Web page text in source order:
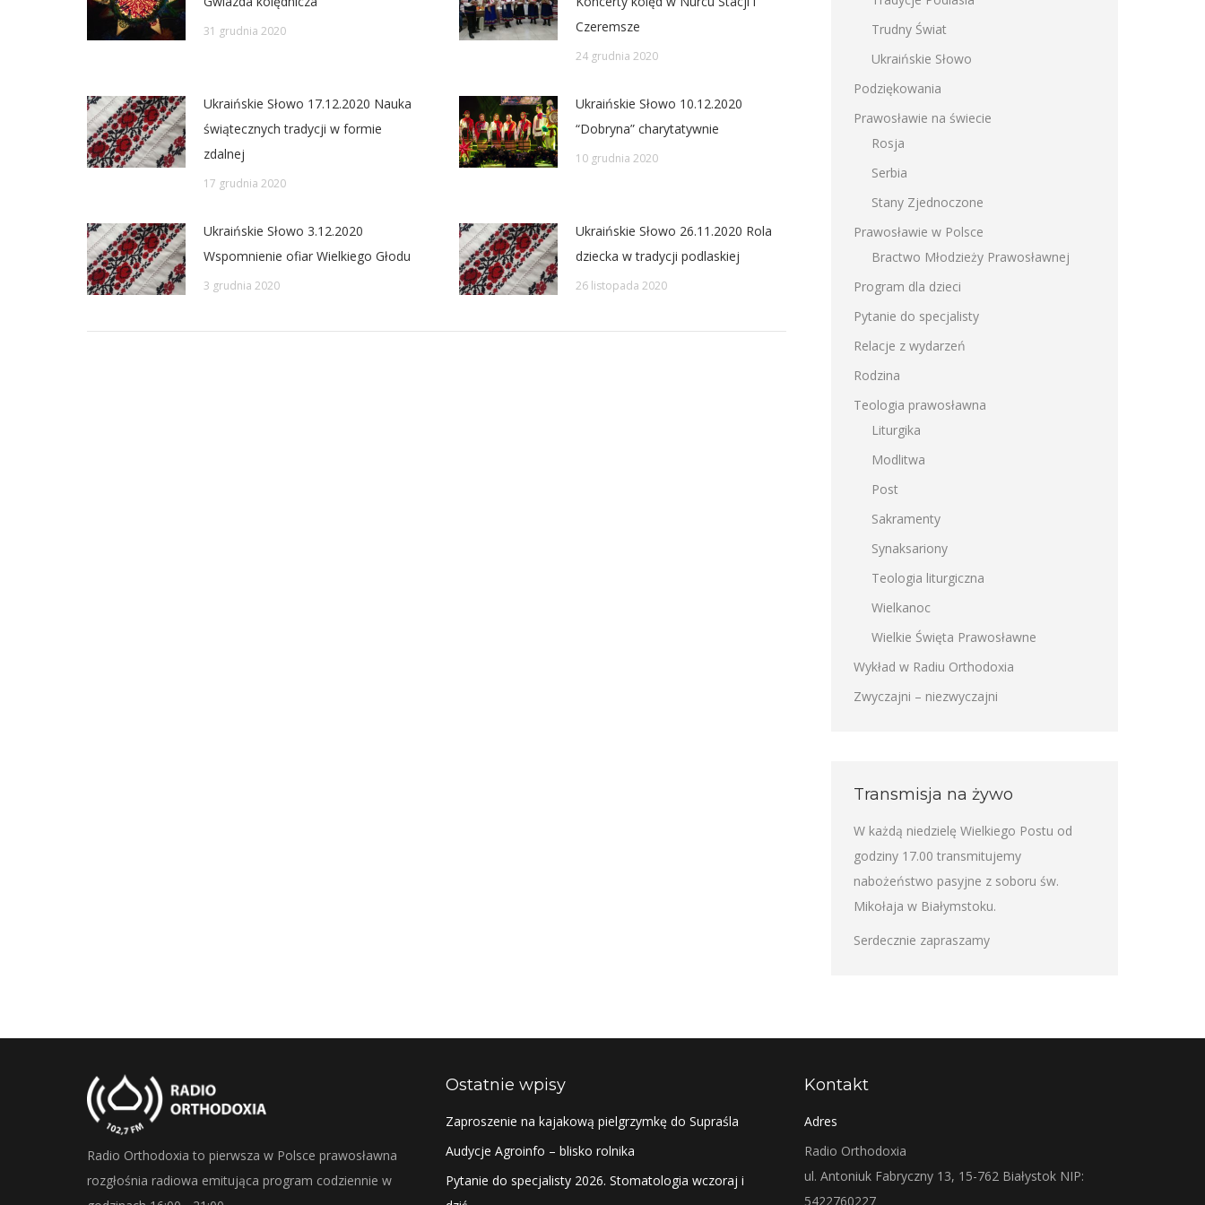
31 grudnia 2020
Czeremsze
24 grudnia 2020
Ukraińskie Słowo 17.12.2020 Nauka
świątecznych tradycji w formie
zdalnej
17 grudnia 2020
Ukraińskie Słowo 10.12.2020
“Dobryna” charytatywnie
10 grudnia 2020
Ukraińskie Słowo 3.12.2020
Wspomnienie ofiar Wielkiego Głodu
3 grudnia 2020
Ukraińskie Słowo 26.11.2020 Rola
dziecka w tradycji podlaskiej
26 listopada 2020
Trudny Świat
Ukraińskie Słowo
Podziękowania
Prawosławie na świecie
Rosja
Serbia
Stany Zjednoczone
Prawosławie w Polsce
Bractwo Młodzieży Prawosławnej
Program dla dzieci
Pytanie do specjalisty
Relacje z wydarzeń
Rodzina
Teologia prawosławna
Liturgika
Modlitwa
Post
Sakramenty
Synaksariony
Teologia liturgiczna
Wielkanoc
Wielkie Święta Prawosławne
Wykład w Radiu Orthodoxia
Zwyczajni – niezwyczajni
Transmisja na żywo
W każdą niedzielę Wielkiego Postu od
godziny 17.00 transmitujemy
nabożeństwo pasyjne z soboru św.
Mikołaja w Białymstoku.
Serdecznie zapraszamy
Radio Orthodoxia to pierwsza w Polsce prawosławna
rozgłośnia radiowa emitująca program codziennie w
Ostatnie wpisy
Zaproszenie na kajakową pielgrzymkę do Supraśla
Audycje Agroinfo – blisko rolnika
Pytanie do specjalisty 2026. Stomatologia wczoraj i
Kontakt
Adres
Radio Orthodoxia
ul. Antoniuk Fabryczny 13, 15-762 Białystok NIP:
5422760227